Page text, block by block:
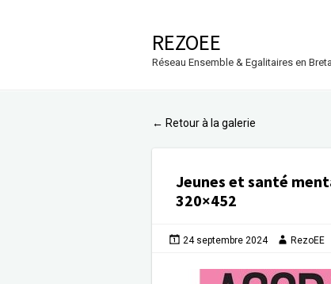
REZOEE
Réseau Ensemble & Egalitaires en
← Retour à la galerie
Jeunes et santé
320×452
24 septembre 2024 RezoEE